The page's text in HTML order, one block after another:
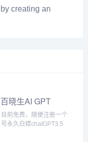
creating an
百晓生AI GPT
目前免费，随便注册一个
号永久白嫖chatGPT3.5